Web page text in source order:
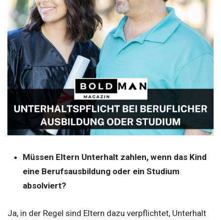
Müssen Eltern Unterhalt zahlen, wenn das Kind
eine Berufsausbildung oder ein Studium
absolviert?
Ja, in der Regel sind Eltern dazu verpflichtet, Unterhalt